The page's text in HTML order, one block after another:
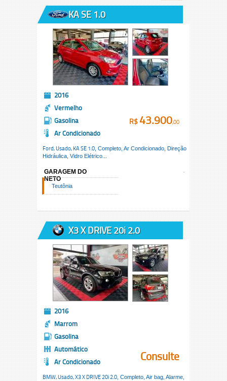
KA SE 1.0
2016
Vermelho
Gasolina
Ar Condicionado
Ford, Usado, KA SE 1.0 , Completo, Ar Condicionado, Direção
Hidráulica, Vidro Elétrico...
R$43.900,00
GARAGEM DO
NETO
Teutônia
X3 X DRIVE 20i 2.0
2016
Marrom
Gasolina
Automático
Ar Condicionado
BMW, Usado,X3 X DRIVE 20i 2.0 , Completo, Air bag, Alarme,
Consulte